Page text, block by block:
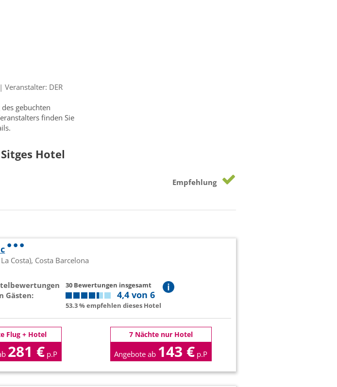
DER
gebuchten
finden Sie
Hotel
Empfehlung
Costa), Costa Barcelona
Gästen:
30 Bewertungen insgesamt
4,4 von 6
53.3 % empfehlen dieses Hotel
Flug + Hotel
281 € p.P
7 Nächte nur Hotel
Angebote ab 143 € p.P